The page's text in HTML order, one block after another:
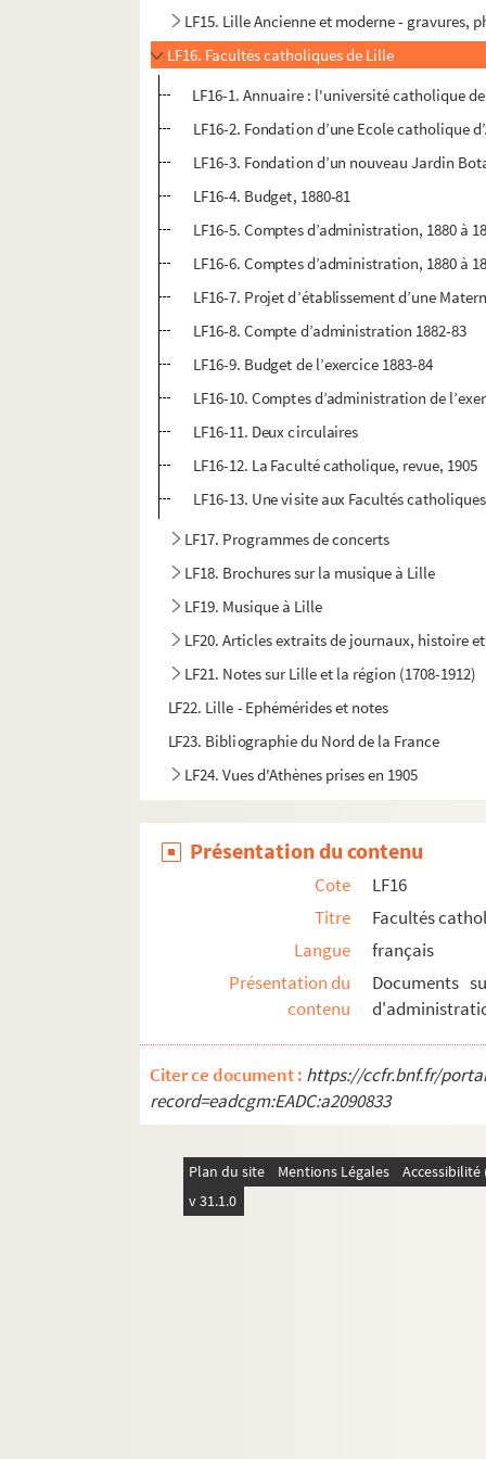
LF15. Lille Ancienne et moderne - gravures,
LF16. Facultés catholiques de Lille
LF16-1. Annuaire : l'université catholique
LF16-2. Fondation d’une Ecole catholique
LF16-3. Fondation d’un nouveau Jardin
LF16-4. Budget, 1880-81
LF16-5. Comptes d’administration, 1880 à
LF16-6. Comptes d’administration, 1880 à
LF16-7. Projet d’établissement d’une
LF16-8. Compte d’administration 1882-83
LF16-9. Budget de l’exercice 1883-84
LF16-10. Comptes d’administration de
LF16-11. Deux circulaires
LF16-12. La Faculté catholique, revue, 1905
LF16-13. Une visite aux Facultés catholiques
LF17. Programmes de concerts
LF18. Brochures sur la musique à Lille
LF19. Musique à Lille
LF20. Articles extraits de journaux, histoire
LF21. Notes sur Lille et la région (1708-1912)
LF22. Lille - Ephémérides et notes
LF23. Bibliographie du Nord de la France
LF24. Vues d'Athènes prises en 1905
LF26. Portefeuille non numéroté 4
LF27. Lithographies et gravures,
LF28. Galerie de portraits d'artistes lyriques
Présentation du contenu
Cote
LF16
Titre
Facultés
Langue
français
Présentation du
contenu
Documents
Citer ce document : https://ccfr.bnf.fr/
record=eadcgm:EADC:a2090833
Plan du site Mentions Légales
v 31.1.0